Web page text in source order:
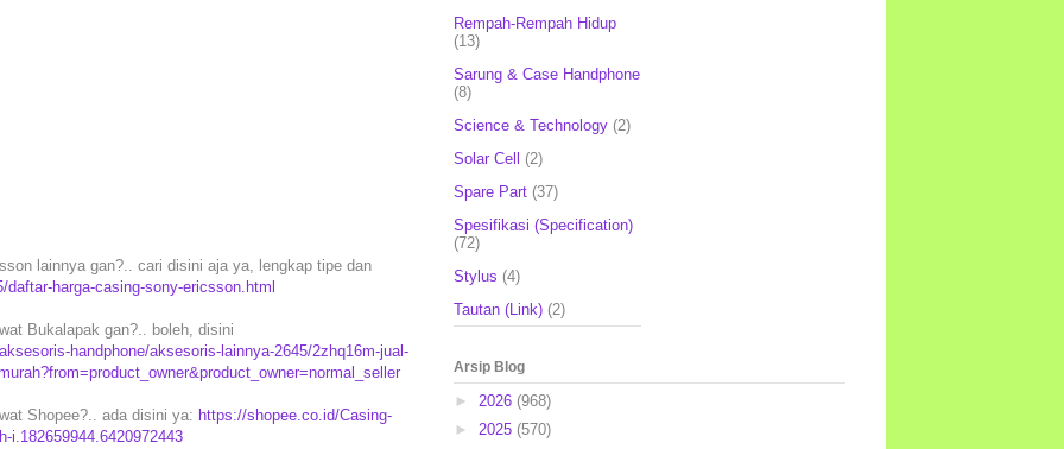
lainnya gan?.. cari disini aja ya, lengkap tipe dan
harga-casing-sony-ericsson.html
Bukalapak gan?.. boleh, disini
handphone/aksesoris-lainnya-2645/2zhq16m-jual-
Shopee?.. ada disini ya: https://shopee.co.id/Casing-
i.182659944.6420972443
Rempah-Rempah Hidup
(13)
Sarung & Case Handphone
(8)
Science & Technology (2)
Solar Cell (2)
Spare Part (37)
Spesifikasi (Specification)
(72)
Stylus (4)
Tautan (Link) (2)
Arsip Blog
► 2026 (968)
► 2025 (570)